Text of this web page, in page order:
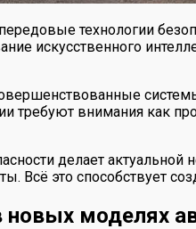
технологии
искусственного
требуют внимания как
делает
это способствует
моделях